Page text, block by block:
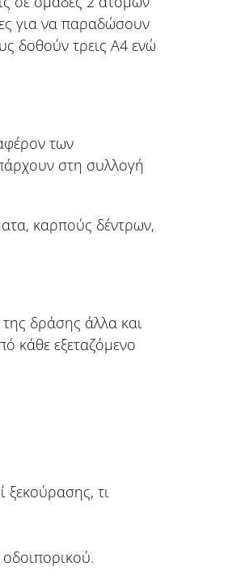
για να παραδώσουν
δοθούν τρεις Α4 ενώ
των
στη συλλογή
καρπούς δέντρων,
δράσης άλλα και
κάθε εξεταζόμενο
τι